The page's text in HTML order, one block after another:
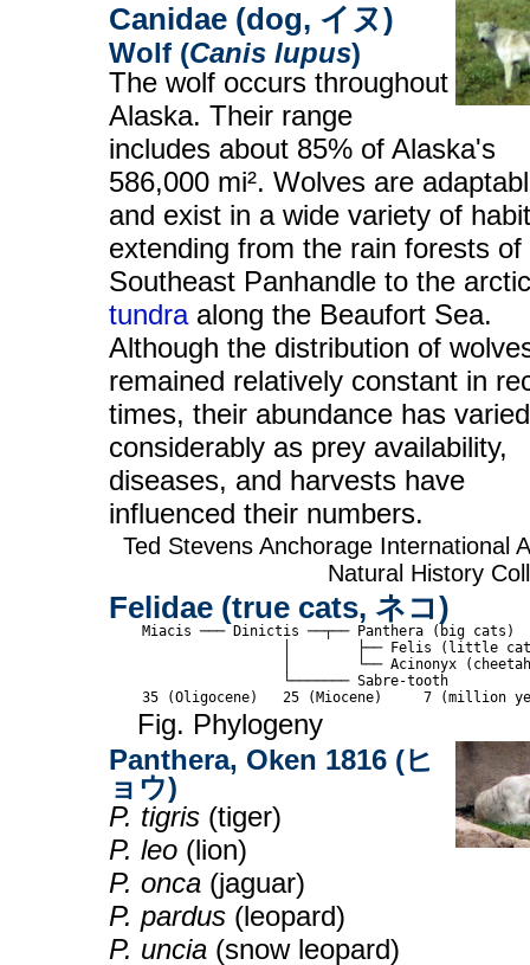
Canidae (dog, イヌ)
Wolf (Canis lupus)
The wolf occurs throughout
Alaska. Their range
includes about 85% of Alaska's
586,000 mi². Wolves are
and exist in a wide variety of
extending from the rain forests of
Southeast Panhandle to the arctic
tundraalong the Beaufort Sea.
Although the distribution of
remained relatively constant in
times, their abundance has varied
considerably as prey availability,
diseases, and harvests have
influenced their numbers.
Ted Stevens Anchorage International
Natural History
Felidae (true cats, ネコ)
    Miacis ─── Dinictis ──┬── Panthera (big cats)
│        ├── Felis (little
│        └── Acinonyx
                     └─────── Sabre-tooth
Fig. Phylogeny
Panthera, Oken 1816 (ヒ
ョウ)
P. tigris (tiger)
P. leo (lion)
P. onca (jaguar)
P. pardus (leopard)
P. uncia (snow leopard)